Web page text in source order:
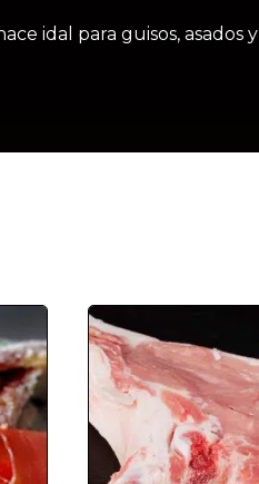
idal para guisos, asados y